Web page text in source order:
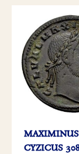
MAXIMINUS
CYZICUS